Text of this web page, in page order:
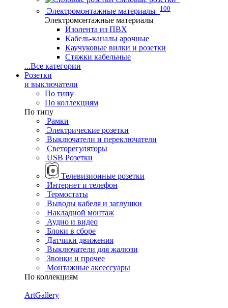
Электромонтажные материалы 100
Электромонтажные материалы
Изолента из ПВХ
Кабель-каналы арочные
Каучуковые вилки и розетки
Стяжки кабельные
...Все категории
Розетки
и выключатели
По типу
По коллекциям
По типу
Рамки
Электрические розетки
Выключатели и переключатели
Светорегуляторы
USB Розетки
Телевизионные розетки
Интернет и телефон
Термостаты
Выводы кабеля и заглушки
Накладной монтаж
Аудио и видео
Блоки в сборе
Датчики движения
Выключатели для жалюзи
Звонки и прочее
Монтажные аксессуары
По коллекциям
ArtGallery